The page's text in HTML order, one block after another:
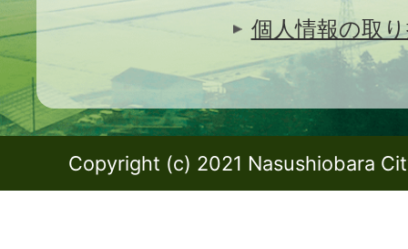
個人情報の取
Copyright (c) 2021 Nasushiobara